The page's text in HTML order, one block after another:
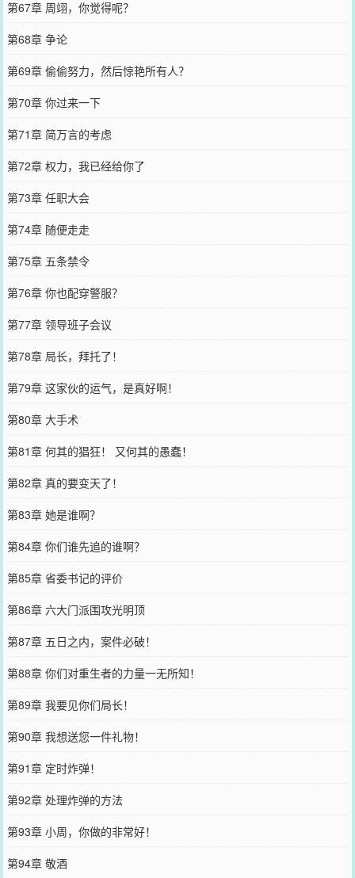
第67章 周翊，你觉得呢？
第68章 争论
第69章 偷偷努力，然后惊艳所有人？
第70章 你过来一下
第71章 简万言的考虑
第72章 权力，我已经给你了
第73章 任职大会
第74章 随便走走
第75章 五条禁令
第76章 你也配穿警服？
第77章 领导班子会议
第78章 局长，拜托了！
第79章 这家伙的运气，是真好啊！
第80章 大手术
第81章 何其的猖狂！ 又何其的愚蠢！
第82章 真的要变天了！
第83章 她是谁啊？
第84章 你们谁先追的谁啊？
第85章 省委书记的评价
第86章 六大门派围攻光明顶
第87章 五日之内，案件必破！
第88章 你们对重生者的力量一无所知！
第89章 我要见你们局长！
第90章 我想送您一件礼物！
第91章 定时炸弹！
第92章 处理炸弹的方法
第93章 小周，你做的非常好！
第94章 敬酒